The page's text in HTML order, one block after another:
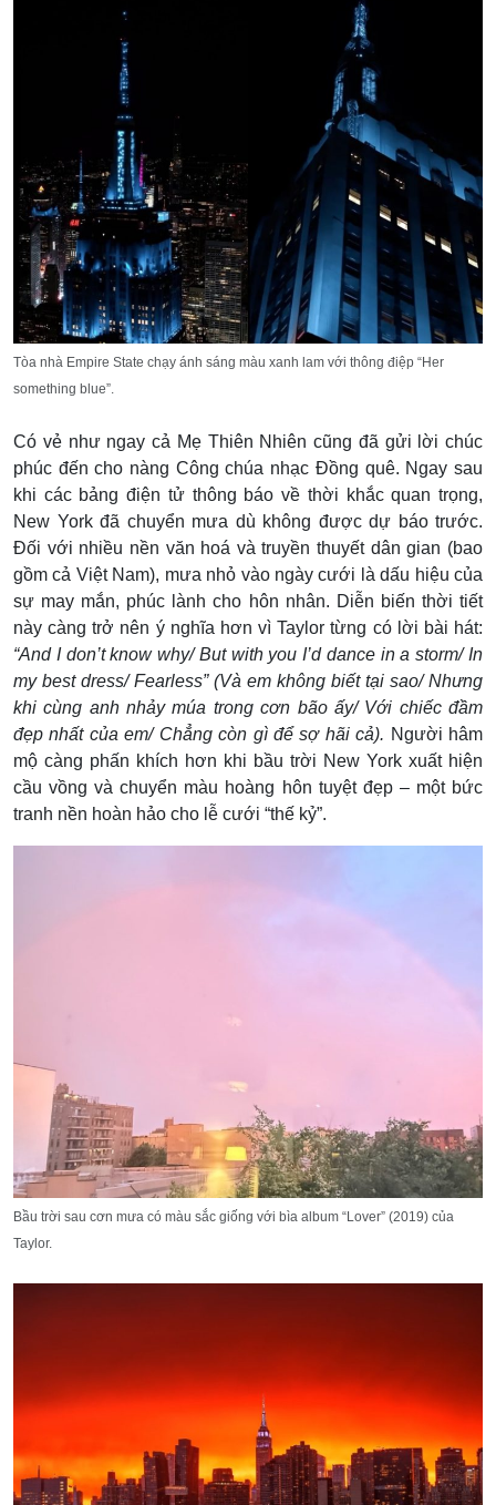
Tòa nhà Empire State chạy ánh sáng màu xanh lam với thông điệp “Her
something blue”.
Có vẻ như ngay cả Mẹ Thiên Nhiên cũng đã gửi lời chúc
phúc đến cho nàng Công chúa nhạc Đồng quê. Ngay sau
khi các bảng điện tử thông báo về thời khắc quan trọng,
New York đã chuyển mưa dù không được dự báo trước.
Đối với nhiều nền văn hoá và truyền thuyết dân gian (bao
gồm cả Việt Nam), mưa nhỏ vào ngày cưới là dấu hiệu của
sự may mắn, phúc lành cho hôn nhân. Diễn biến thời tiết
này càng trở nên ý nghĩa hơn vì Taylor từng có lời bài hát:
“And I don’t know why/ But with you I’d dance in a storm/ In
my best dress/ Fearless” (Và em không biết tại sao/ Nhưng
khi cùng anh nhảy múa trong cơn bão ấy/ Với chiếc đầm
đẹp nhất của em/ Chẳng còn gì để sợ hãi cả). Người hâm
mộ càng phấn khích hơn khi bầu trời New York xuất hiện
cầu vồng và chuyển màu hoàng hôn tuyệt đẹp – một bức
tranh nền hoàn hảo cho lễ cưới “thế kỷ”.
Bầu trời sau cơn mưa có màu sắc giống với bìa album “Lover” (2019) của
Taylor.